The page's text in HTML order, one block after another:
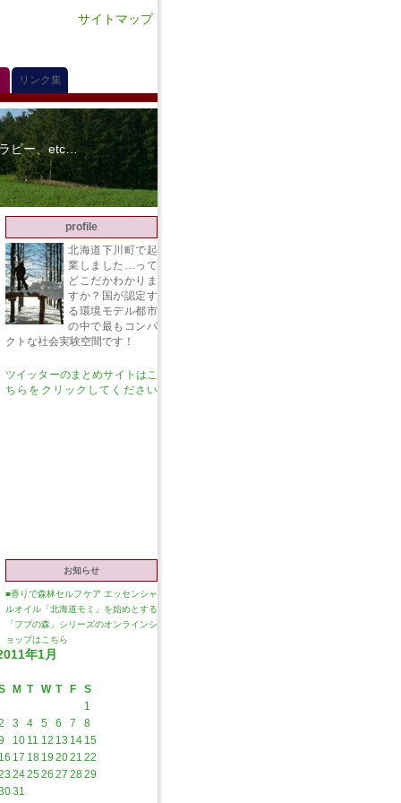
サイトマップ
リンク集
ピー、etc…
profile
北海道下川町で起
業しました…って
どこだかわかりま
すか？国が認定す
る環境モデル都市
の中で最もコンパ
クトな社会実験空間です！
ツイッターのまとめサイトはこ
ちらをクリックしてください
お知らせ
■香りで森林セルフケア エッセンシャ
ルオイル「北海道モミ」を始めとする
「フプの森」シリーズのオンラインシ
ョップはこちら
年1月
M T W T F
S
1
3 4 5 6 7
8
10 11 12 13 14 15
16 17 18 19 2021 22
2425 26 27 2829
31